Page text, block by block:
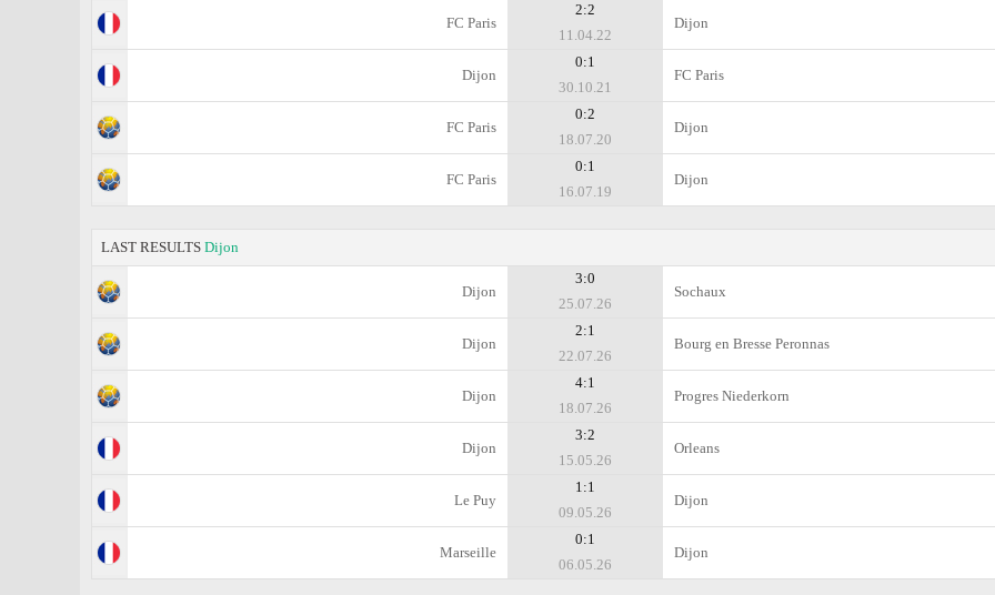
FC Paris
2:2
11.04.22
Dijon
Dijon
0:1
30.10.21
FC Paris
FC Paris
0:2
18.07.20
Dijon
FC Paris
0:1
16.07.19
Dijon
LAST RESULTS Dijon
Dijon
3:0
25.07.26
Sochaux
Dijon
2:1
22.07.26
Bourg en Bresse Peronnas
Dijon
4:1
18.07.26
Progres Niederkorn
Dijon
3:2
15.05.26
Orleans
Le Puy
1:1
09.05.26
Dijon
Marseille
0:1
06.05.26
Dijon